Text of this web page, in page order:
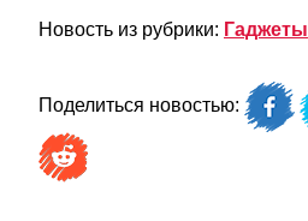
Новость из рубрики: Гаджеты
Поделиться новостью: